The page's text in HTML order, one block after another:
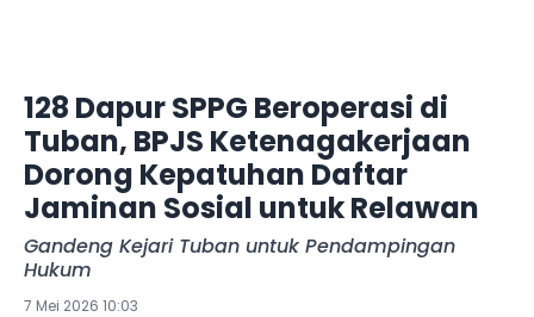
128 Dapur SPPG Beroperasi di
Tuban, BPJS Ketenagakerjaan
Dorong Kepatuhan Daftar
Jaminan Sosial untuk Relawan
Gandeng Kejari Tuban untuk Pendampingan
Hukum
7 Mei 2026 10:03